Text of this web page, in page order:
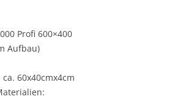
Profi 600×400
Aufbau)
60x40cmx4cm